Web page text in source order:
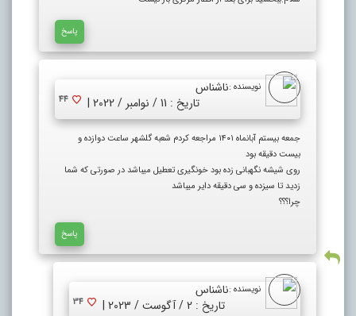
پاسخ
نویسنده :ناشناس
تاریخ : 11 / نوامبر / 2022 |
44
جمعه بیستم آبانماه ۱۴۰۱ مراجعه کردم شعبه گلشهر ساعت دوازده و
بیست دقیقه بود
روی شیشه نگهبانی زده بود خونگیری تعطیل میباشد در صورتی که شما
زدید تا سیزده و سی دقیقه دایر میباشد
چرا؟؟؟
پاسخ
نویسنده :ناشناس
تاریخ : 2 / آگوست / 2023 |
34